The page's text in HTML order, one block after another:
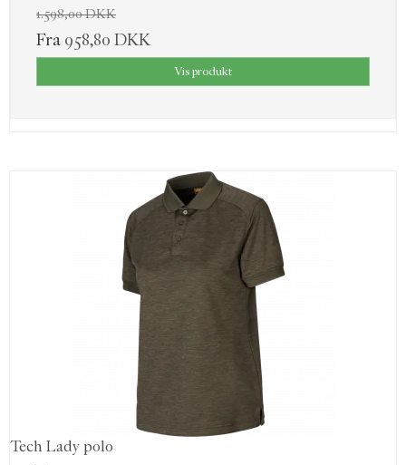
1.598,00 DKK
Fra 958,80 DKK
Vis produkt
Tech Lady polo